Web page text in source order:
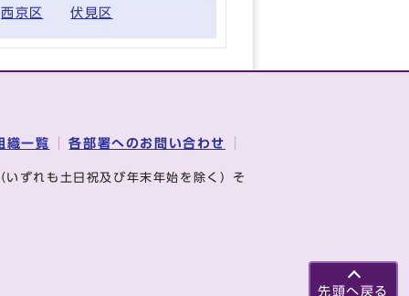
西京区 伏見区
先頭へ戻る
織一覧 各部署へのお問い合わせ
いずれも土日祝及び年末年始を除く）そ